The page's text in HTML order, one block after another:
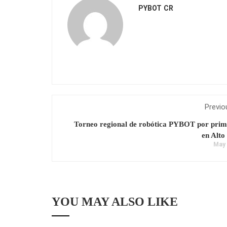
PYBOT CR
Torneo regional de robótica PYBOT por
en Alto
YOU MAY ALSO LIKE